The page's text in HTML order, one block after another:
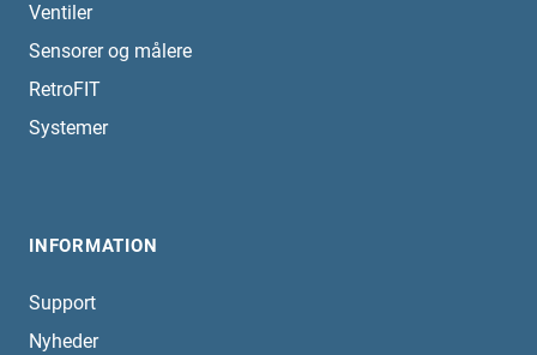
Ventiler
Sensorer og målere
RetroFIT
Systemer
INFORMATION
Support
Nyheder